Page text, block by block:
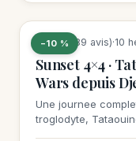
−10 %
★4,7(389 avis)·10
Sunset 4×4 ·
Wars depuis
Une journee
troglodyte,